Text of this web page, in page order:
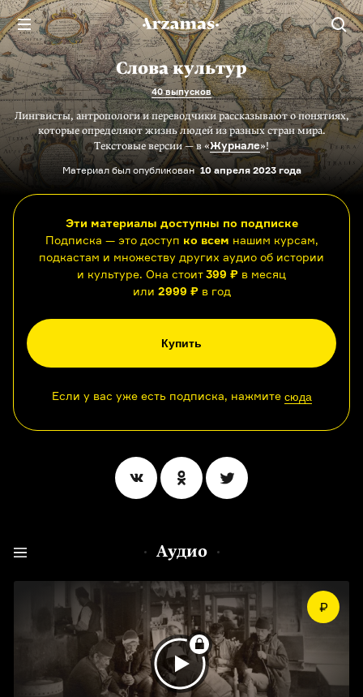
Слова культур
40 выпусков
Лингвисты, антропологи и переводчики рассказывают о понятиях,
которые определяют жизнь людей из разных стран мира.
Текстовые версии — в «Журнале»!
Материал был опубликован 10 апреля 2023 года
Эти материалы доступны по подписке
Подписка — это доступ ко всем нашим курсам,
подкастам и множеству других аудио об истории
и культуре. Она стоит399 ₽ в месяц
или 2999 ₽в год
Купить
Если у вас уже есть подписка, нажмите сюда
Аудио